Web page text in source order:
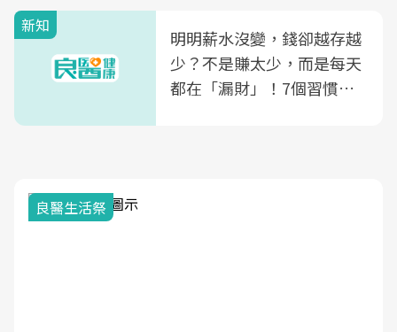
新知
明明薪水沒變，錢卻越存越
少？不是賺太少，而是每天
都在「漏財」！7個習慣一
良醫生活祭